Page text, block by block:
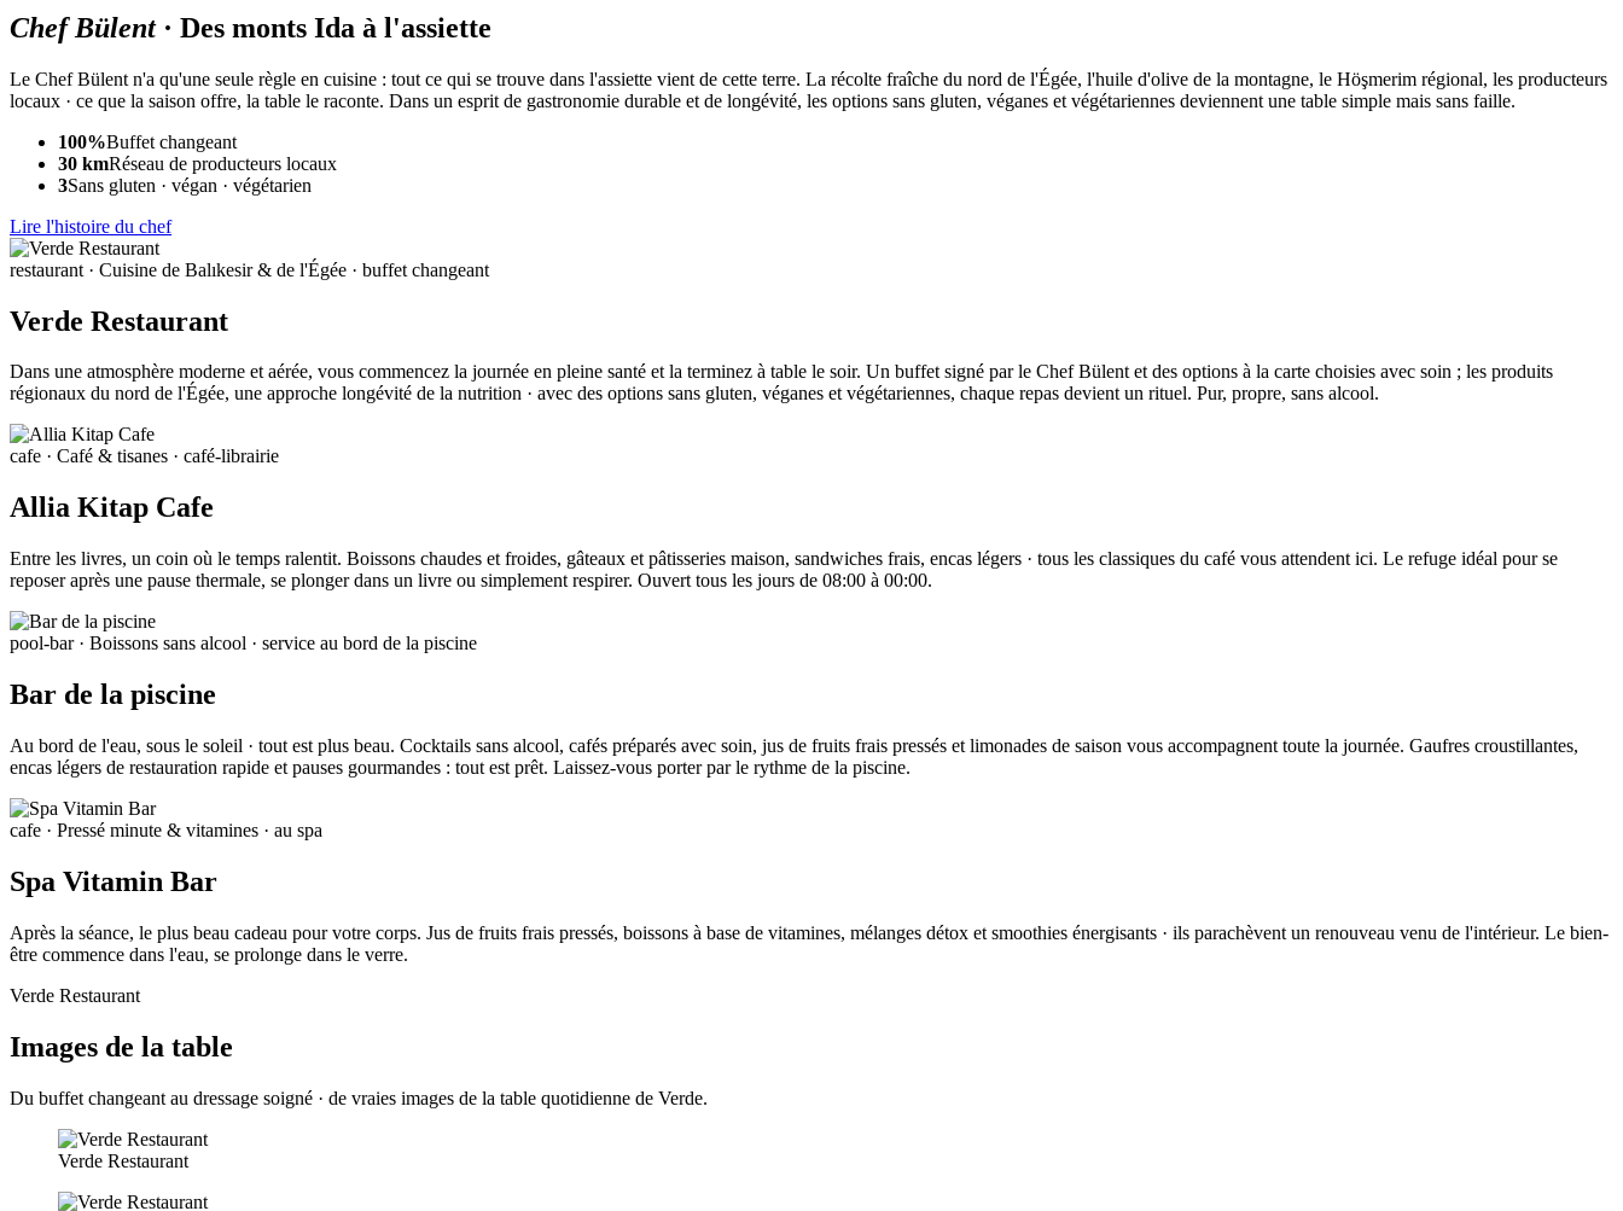
Chef Bülent· Des monts Ida à l'assiette
Le Chef Bülent n'a qu'une seule règle en cuisine : tout ce qui se trouve dans l'assiette vient de cette terre. La récolte fraîche du nord de l'Égée, l'huile d'olive de la montagne, le Höşmerim régional, les producteurs
locaux · ce que la saison offre, la table le raconte. Dans un esprit de gastronomie durable et de longévité, les options sans gluten, véganes et végétariennes deviennent une table simple mais sans faille.
100%Buffet changeant
30 kmRéseau de producteurs locaux
3Sans gluten · végan · végétarien
Lire l'histoire du chef
restaurant · Cuisine de Balıkesir & de l'Égée · buffet changeant
Verde Restaurant
Dans une atmosphère moderne et aérée, vous commencez la journée en pleine santé et la terminez à table le soir. Un buffet signé par le Chef Bülent et des options à la carte choisies avec soin ; les produits
régionaux du nord de l'Égée, une approche longévité de la nutrition · avec des options sans gluten, véganes et végétariennes, chaque repas devient un rituel. Pur, propre, sans alcool.
cafe · Café & tisanes · café-librairie
Allia Kitap Cafe
Entre les livres, un coin où le temps ralentit. Boissons chaudes et froides, gâteaux et pâtisseries maison, sandwiches frais, encas légers · tous les classiques du café vous attendent ici. Le refuge idéal pour se
reposer après une pause thermale, se plonger dans un livre ou simplement respirer. Ouvert tous les jours de 08:00 à 00:00.
pool-bar· Boissons sans alcool · service au bord de la piscine
Bar de la piscine
Au bord de l'eau, sous le soleil · tout est plus beau. Cocktails sans alcool, cafés préparés avec soin, jus de fruits frais pressés et limonades de saison vous accompagnent toute la journée. Gaufres croustillantes,
encas légers de restauration rapide et pauses gourmandes : tout est prêt. Laissez-vous porter par le rythme de la piscine.
cafe · Pressé minute & vitamines · au spa
Spa Vitamin Bar
Après la séance, le plus beau cadeau pour votre corps. Jus de fruits frais pressés, boissons à base de vitamines, mélanges détox et smoothies énergisants · ils parachèvent un renouveau venu de l'intérieur. Le bien-
être commence dans l'eau, se prolonge dans le verre.
Verde Restaurant
Images de la table
Du buffet changeant au dressage soigné · de vraies images de la table quotidienne de Verde.
Verde Restaurant